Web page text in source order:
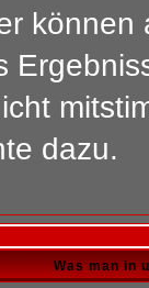
dazu.
Was man in